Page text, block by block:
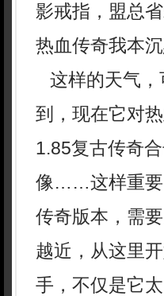
影戒指，盟总
热血传奇我本
这样的天气，
到，现在它对
1.85复古传奇
像……这样重要
传奇版本，需
越近，从这里
手，不仅是它